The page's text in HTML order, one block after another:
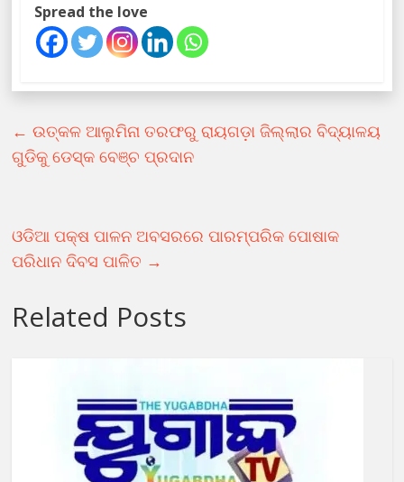
Spread the love
← ଉତ୍କଳ ଆଲୁମିନା ତରଫରୁ ରାୟଗଡ଼ା ଜିଲ୍ଲାର ବିଦ୍ୟାଳୟ
ଗୁଡିକୁ ଡେସ୍କ ବେଞ୍ଚ ପ୍ରଦାନ
ଓଡିଆ ପକ୍ଷ ପାଳନ ଅବସରରେ ପାରମ୍ପରିକ ପୋଷାକ
ପରିଧାନ ଦିବସ ପାଳିତ →
Related Posts